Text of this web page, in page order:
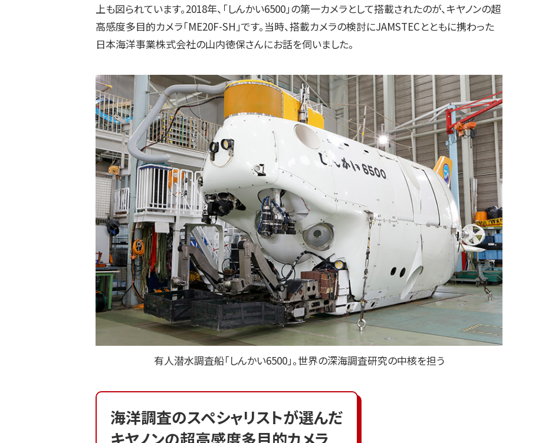
上も図られています。2018年、「しんかい6500」の第一カメラとして搭載されたのが、キヤノンの超
高感度多目的カメラ「ME20F-SH」です。当時、搭載カメラの検討にJAMSTECとともに携わった
日本海洋事業株式会社の山内徳保さんにお話を伺いました。
有人潜水調査船「しんかい6500」。世界の深海調査研究の中核を担う
海洋調査のスペシャリストが選んだ
キヤノンの超高感度多目的カメラ